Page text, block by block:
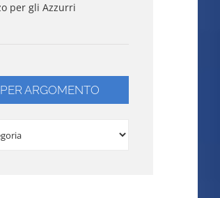
per gli Azzurri
ARGOMENTO